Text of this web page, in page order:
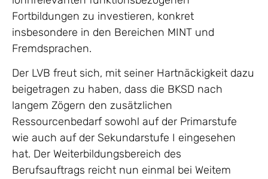
Fortbildungen zu investieren, konkret
insbesondere in den Bereichen MINT und
Fremdsprachen.
Der LVB freut sich, mit seiner Hartnäckigkeit dazu
beigetragen zu haben, dass die BKSD nach
langem Zögern den zusätzlichen
Ressourcenbedarf sowohl auf der Primarstufe
wie auch auf der Sekundarstufe I eingesehen
hat. Der Weiterbildungsbereich des
Berufsauftrags reicht nun einmal bei Weitem